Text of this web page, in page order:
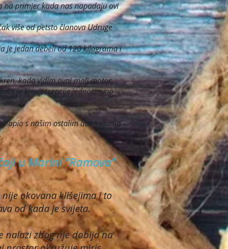
na primjer kada nas napadaju ovi
više od petsto članova Udruge
je jedan debeli od 120 kilograma i
kada vidim ovaj mali motor,
je krov recepcije jednostavno
s našim ostalim atrakcijama -
u Marini "Ramova"
okovana klišejima i to
od kada je svijeta.
nalazi zbog nje dobija na